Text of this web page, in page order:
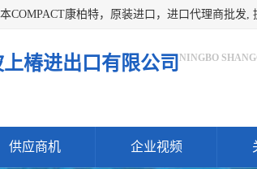
椿进出口有限公司 NINGBO
供应商机 企业视频